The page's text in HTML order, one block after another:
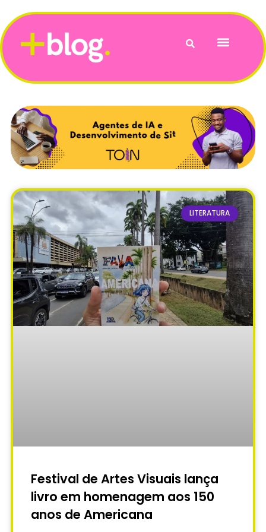
LITERATURA
Festival de Artes Visuais lança
livro em homenagem aos 150
anos de Americana